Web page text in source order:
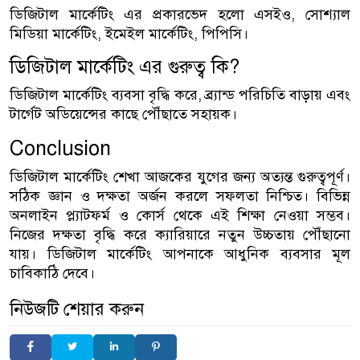
ডিজিটাল মার্কেটিং এর প্রকারভেদ হলো এসইও, সোশ্যাল
মিডিয়া মার্কেটিং, ইমেইল মার্কেটিং, পিপিসি।
ডিজিটাল মার্কেটিং এর গুরুত্ব কি?
ডিজিটাল মার্কেটিং ব্যবসা বৃদ্ধি করে, ব্র্যান্ড পরিচিতি বাড়ায় এবং
টার্গেট অডিয়েন্সের কাছে পৌঁছাতে সহায়ক।
Conclusion
ডিজিটাল মার্কেটিং শেখা আজকের যুগের জন্য অত্যন্ত গুরুত্বপূর্ণ।
সঠিক জ্ঞান ও দক্ষতা অর্জন করলে সফলতা নিশ্চিত। বিভিন্ন
অনলাইন প্ল্যাটফর্ম ও কোর্স থেকে এই শিক্ষা নেওয়া সম্ভব।
নিজের দক্ষতা বৃদ্ধি করে ক্যারিয়ারে নতুন উচ্চতায় পৌঁছানো
যায়। ডিজিটাল মার্কেটিং আপনাকে আধুনিক ব্যবসার মূল
চাবিকাঠি দেবে।
নিউজটি শেয়ার করুন